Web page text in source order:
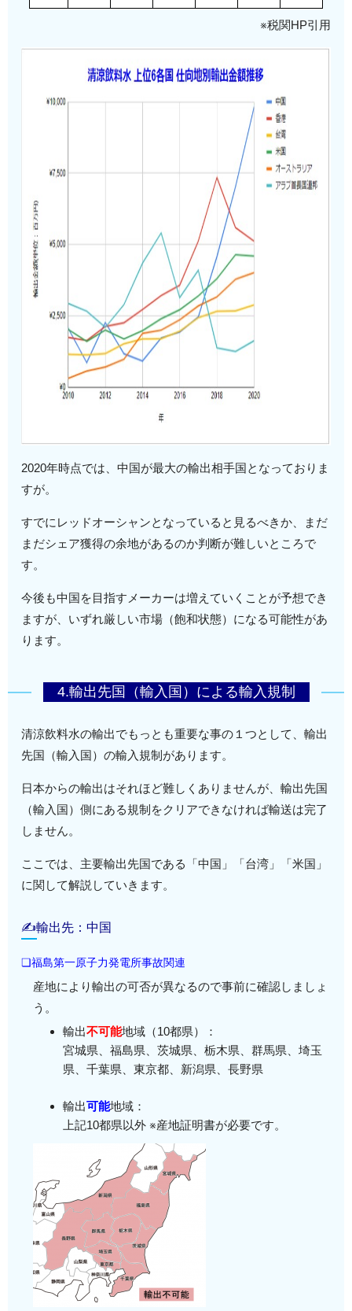
※税関HP引用
2020年時点では、中国が最大の輸出相手国となっておりま
すが。
すでにレッドオーシャンとなっていると見るべきか、まだ
まだシェア獲得の余地があるのか判断が難しいところで
す。
今後も中国を目指すメーカーは増えていくことが予想でき
ますが、いずれ厳しい市場（飽和状態）になる可能性があ
ります。
4.輸出先国（輸入国）による輸入規制
清涼飲料水の輸出でもっとも重要な事の１つとして、輸出
先国（輸入国）の輸入規制があります。
日本からの輸出はそれほど難しくありませんが、輸出先国
（輸入国）側にある規制をクリアできなければ輸送は完了
しません。
ここでは、主要輸出先国である「中国」「台湾」「米国」
に関して解説していきます。
✍輸出先：中国
❏福島第一原子力発電所事故関連
産地により輸出の可否が異なるので事前に確認しましょ
う。
輸出不可能地域（10都県）：
宮城県、福島県、茨城県、栃木県、群馬県、埼玉
県、千葉県、東京都、新潟県、長野県
輸出可能地域：
上記10都県以外 ※産地証明書が必要です。